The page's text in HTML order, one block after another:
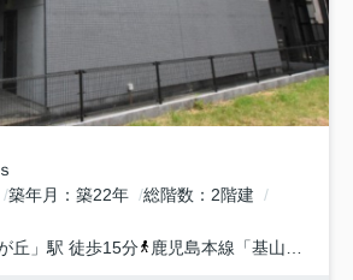
築年月 築22年 総階数
2階建
丘 」駅 徒歩15分 鹿児島本線 「基山」駅 徒